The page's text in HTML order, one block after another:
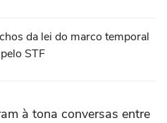
da lei do marco temporal
STF
à tona conversas entre